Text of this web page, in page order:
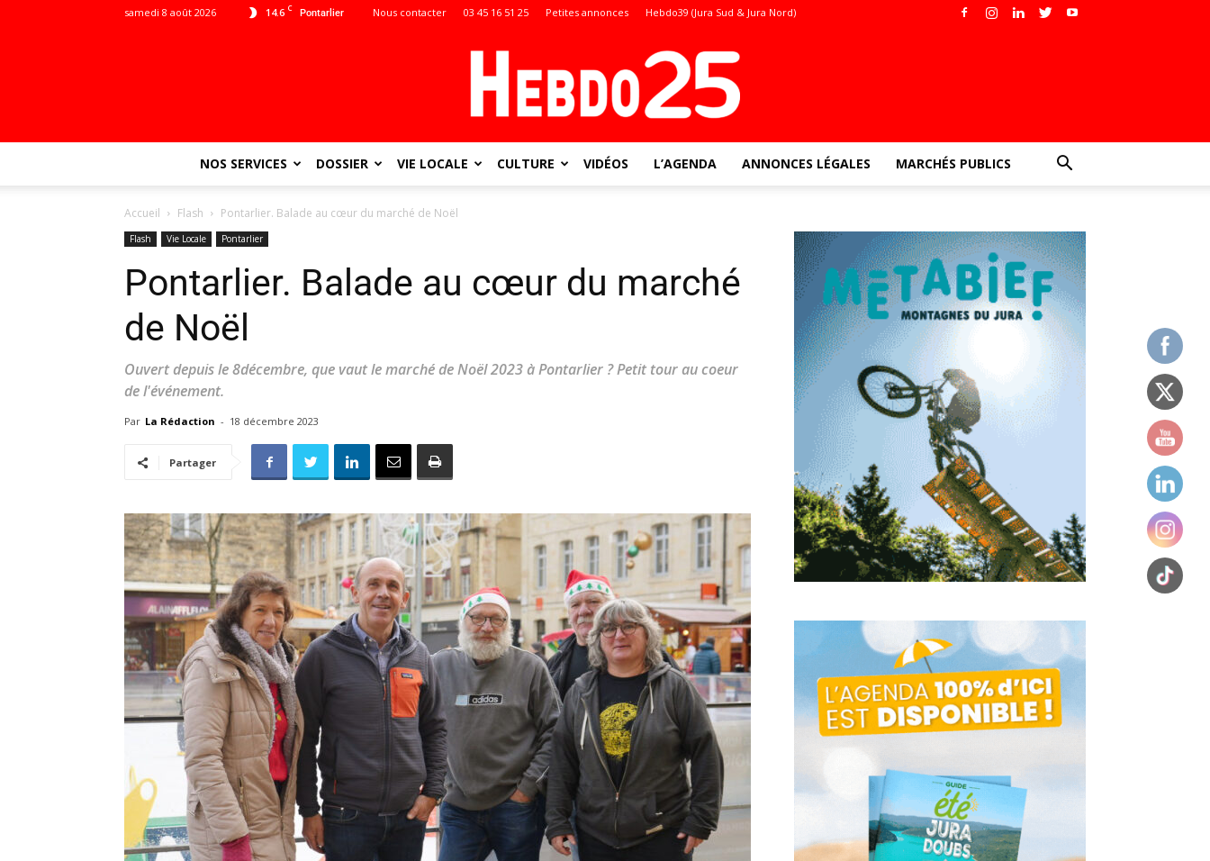
14.6 C Pontarlier
samedi 8 août 2026 Nous contacter 03 45 16 51 25 Petites annonces Hebdo39 (Jura Sud & Jura Nord)
:
l'info
locale
–
NOS SERVICES DOSSIER VIE LOCALE CULTURE VIDÉOS L’AGENDA ANNONCES LÉGALES MARCHÉS PUBLICS
Accueil Flash Pontarlier. Balade au cœur du marché de Noël
Flash Vie Locale Pontarlier
Pontarlier. Balade au cœur du marché
de Noël
Ouvert depuis le 8décembre, que vaut le marché de Noël 2023 à Pontarlier ? Petit tour au coeur
de l'événement.
Par La Rédaction - 18 décembre 2023
Partager